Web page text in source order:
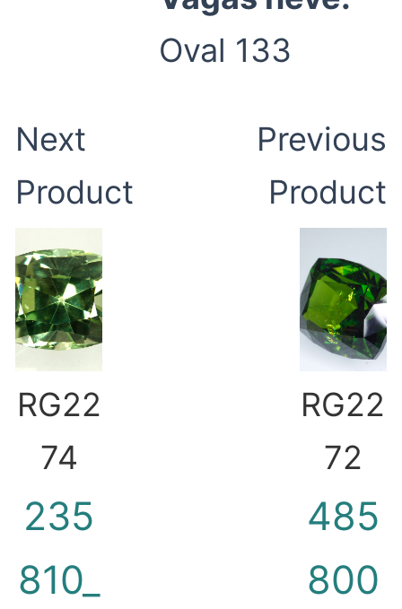
Oval 133
Next
Product
RG22
74
235
810_
Previous
Product
RG22
72
485
800